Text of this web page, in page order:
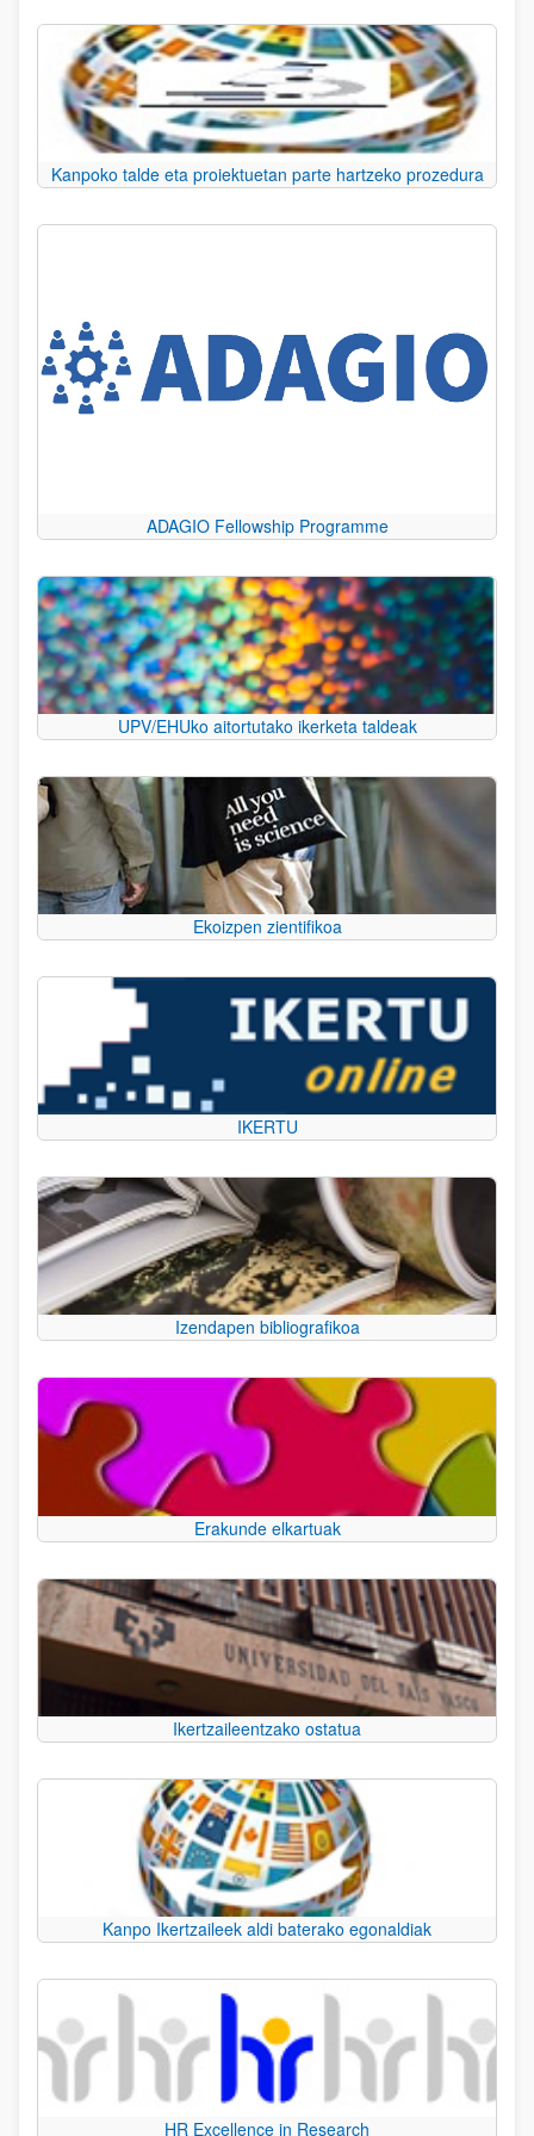
Kanpoko talde eta proiektuetan parte hartzeko prozedura
ADAGIO Fellowship Programme
UPV/EHUko aitortutako ikerketa taldeak
Ekoizpen zientifikoa
IKERTU
Izendapen bibliografikoa
Erakunde elkartuak
Ikertzaileentzako ostatua
Kanpo Ikertzaileek aldi baterako egonaldiak
HR Excellence in Research